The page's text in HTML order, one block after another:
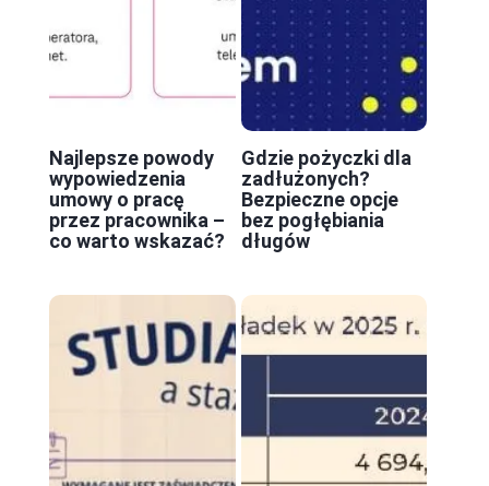
Najlepsze powody
wypowiedzenia
umowy o pracę
przez pracownika –
co warto wskazać?
Gdzie pożyczki dla
zadłużonych?
Bezpieczne opcje
bez pogłębiania
długów